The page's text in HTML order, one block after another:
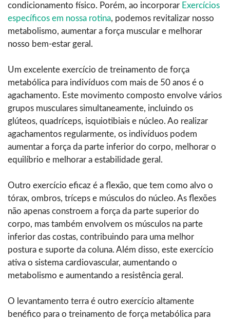
condicionamento físico. Porém, ao incorporar Exercícios
específicos em nossa rotina, podemos revitalizar nosso
metabolismo, aumentar a força muscular e melhorar
nosso bem-estar geral.
Um excelente exercício de treinamento de força
metabólica para indivíduos com mais de 50 anos é o
agachamento. Este movimento composto envolve vários
grupos musculares simultaneamente, incluindo os
glúteos, quadríceps, isquiotibiais e núcleo. Ao realizar
agachamentos regularmente, os indivíduos podem
aumentar a força da parte inferior do corpo, melhorar o
equilíbrio e melhorar a estabilidade geral.
Outro exercício eficaz é a flexão, que tem como alvo o
tórax, ombros, tríceps e músculos do núcleo. As flexões
não apenas constroem a força da parte superior do
corpo, mas também envolvem os músculos na parte
inferior das costas, contribuindo para uma melhor
postura e suporte da coluna. Além disso, este exercício
ativa o sistema cardiovascular, aumentando o
metabolismo e aumentando a resistência geral.
O levantamento terra é outro exercício altamente
benéfico para o treinamento de força metabólica para